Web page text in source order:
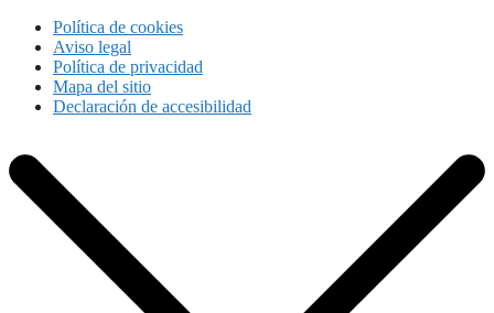
Política de cookies
Aviso legal
Política de privacidad
Mapa del sitio
Declaración de accesibilidad